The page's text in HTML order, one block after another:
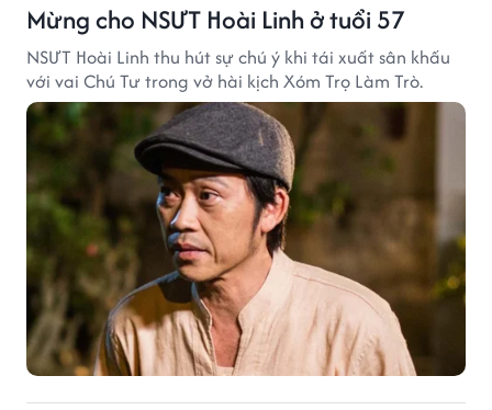
Mừng cho NSƯT Hoài Linh ở tuổi 57
NSƯT Hoài Linh thu hút sự chú ý khi tái xuất sân khấu
với vai Chú Tư trong vở hài kịch Xóm Trọ Làm Trò.